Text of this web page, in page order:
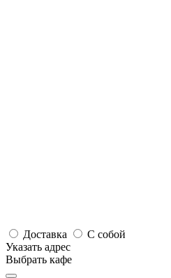
Доставка
С собой
Указать адрес
Выбрать кафе